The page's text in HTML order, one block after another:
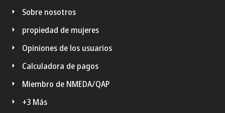
Sobre nosotros
propiedad de mujeres
Opiniones de los usuarios
Calculadora de pagos
Miembro de NMEDA/QAP
+3 Más